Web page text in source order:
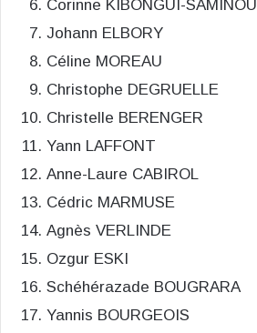
Corinne KIBONGUI-SAMINOU
Johann ELBORY
Céline MOREAU
Christophe DEGRUELLE
Christelle BERENGER
Yann LAFFONT
Anne-Laure CABIROL
Cédric MARMUSE
Agnès VERLINDE
Ozgur ESKI
Schéhérazade BOUGRARA
Yannis BOURGEOIS